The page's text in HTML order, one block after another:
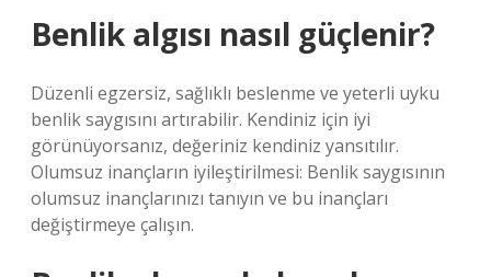
Benlik algısı nasıl güçlenir?
Düzenli egzersiz, sağlıklı beslenme ve yeterli uyku
benlik saygısını artırabilir. Kendiniz için iyi
görünüyorsanız, değeriniz kendiniz yansıtılır.
Olumsuz inançların iyileştirilmesi: Benlik saygısının
olumsuz inançlarınızı tanıyın ve bu inançları
değiştirmeye çalışın.